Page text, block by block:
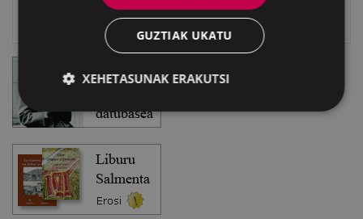
GUZTIAK UKATU
XEHETASUNAK ERAKUTSI